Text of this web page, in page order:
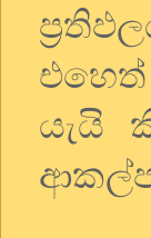
යැයි